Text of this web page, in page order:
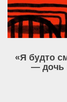
«Я будто
— дочь